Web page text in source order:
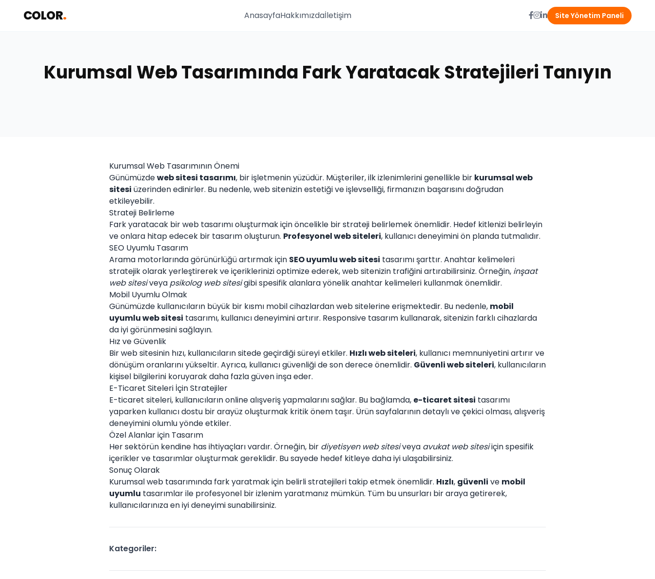
COLOR. AnasayfaHakkımızdaİletişim Site Yönetim Paneli
Kurumsal Web Tasarımında Fark Yaratacak Stratejileri Tanıyın
Kurumsal Web Tasarımının Önemi
Günümüzdeweb sitesi tasarımı, bir işletmenin yüzüdür. Müşteriler, ilk izlenimlerini genellikle bir kurumsal web
sitesi üzerinden edinirler. Bu nedenle, web sitenizin estetiği ve işlevselliği, firmanızın başarısını doğrudan
etkileyebilir.
Strateji Belirleme
Fark yaratacak bir web tasarımı oluşturmak için öncelikle bir strateji belirlemek önemlidir. Hedef kitlenizi belirleyin
ve onlara hitap edecek bir tasarım oluşturun. Profesyonel web siteleri, kullanıcı deneyimini ön planda tutmalıdır.
SEO Uyumlu Tasarım
Arama motorlarında görünürlüğü artırmak için SEO uyumlu web sitesi tasarımı şarttır. Anahtar kelimeleri
stratejik olarak yerleştirerek ve içeriklerinizi optimize ederek, web sitenizin trafiğini artırabilirsiniz. Örneğin, inşaat
web sitesiveya psikolog web sitesigibi spesifik alanlara yönelik anahtar kelimeleri kullanmak önemlidir.
Mobil Uyumlu Olmak
Günümüzde kullanıcıların büyük bir kısmı mobil cihazlardan web sitelerine erişmektedir. Bu nedenle, mobil
uyumlu web sitesi tasarımı, kullanıcı deneyimini artırır. Responsive tasarım kullanarak, sitenizin farklı cihazlarda
da iyi görünmesini sağlayın.
Hız ve Güvenlik
Bir web sitesinin hızı, kullanıcıların sitede geçirdiği süreyi etkiler. Hızlı web siteleri, kullanıcı memnuniyetini artırır ve
dönüşüm oranlarını yükseltir. Ayrıca, kullanıcı güvenliği de son derece önemlidir. Güvenli web siteleri, kullanıcıların
kişisel bilgilerini koruyarak daha fazla güven inşa eder.
E-Ticaret Siteleri İçin Stratejiler
E-ticaret siteleri, kullanıcıların online alışveriş yapmalarını sağlar. Bu bağlamda, e-ticaret sitesi tasarımı
yaparken kullanıcı dostu bir arayüz oluşturmak kritik önem taşır. Ürün sayfalarının detaylı ve çekici olması, alışveriş
deneyimini olumlu yönde etkiler.
Özel Alanlar için Tasarım
Her sektörün kendine has ihtiyaçları vardır. Örneğin, bir diyetisyen web sitesiveya avukat web sitesiiçin spesifik
içerikler ve tasarımlar oluşturmak gereklidir. Bu sayede hedef kitleye daha iyi ulaşabilirsiniz.
Sonuç Olarak
Kurumsal web tasarımında fark yaratmak için belirli stratejileri takip etmek önemlidir. Hızlı, güvenli ve mobil
uyumlu tasarımlar ile profesyonel bir izlenim yaratmanız mümkün. Tüm bu unsurları bir araya getirerek,
kullanıcılarınıza en iyi deneyimi sunabilirsiniz.
Kategoriler: